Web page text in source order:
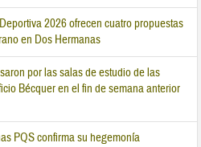
2026 ofrecen cuatro propuestas
en Dos Hermanas
por las salas de estudio de las
Bécquer en el fin de semana anterior
PQS confirma su hegemonía